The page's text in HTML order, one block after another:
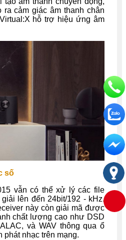
ra cảm giác âm thanh chân
hỗ trợ hiệu ứng âm
số
vẫn có thể xử lý các file
lên đến 24bit/192 - kHz.
này còn giải mã được
chất lượng cao như DSD
và WAV thông qua ổ
phát nhạc trên mạng.